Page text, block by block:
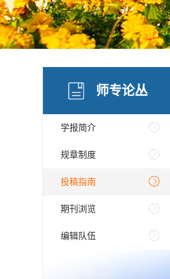
师专论丛
学报简介
规章制度
投稿指南
期刊浏览
编辑队伍